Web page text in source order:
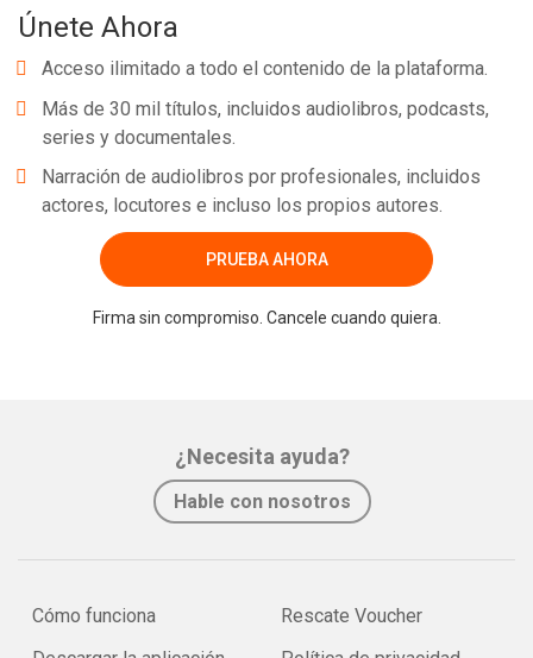
Únete Ahora
Acceso ilimitado a todo el contenido de la plataforma.
Más de 30 mil títulos, incluidos audiolibros, podcasts,
series y documentales.
Narración de audiolibros por profesionales, incluidos
actores, locutores e incluso los propios autores.
PRUEBA AHORA
Firma sin compromiso. Cancele cuando quiera.
¿Necesita ayuda?
Hable con nosotros
Cómo funciona
Rescate Voucher